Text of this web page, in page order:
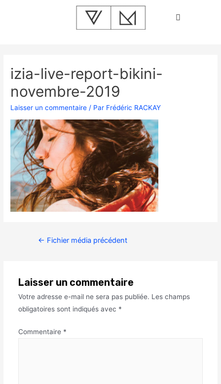
izia-live-report-bikini-
novembre-2019
Laisser un commentaire / Par Frédéric RACKAY
← Fichier média précédent
Laisser un commentaire
Votre adresse e-mail ne sera pas publiée. Les champs
obligatoires sont indiqués avec *
Commentaire *